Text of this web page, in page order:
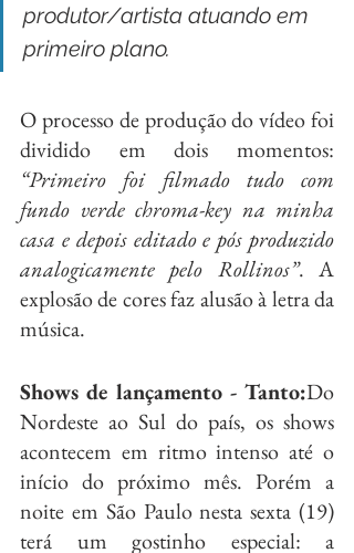
produtor/artista atuando em
primeiro plano.
O processo de produção do vídeo foi
“Primeiro foi filmado tudo com
fundo verde chroma-key na minha
casa e depois editado e pós produzido
analogicamente pelo Rollinos”. A
explosão de cores faz alusão à letra da
música.
Shows de lançamento - Tanto:Do
Nordeste ao Sul do país, os shows
acontecem em ritmo intenso até o
início do próximo mês. Porém a
noite em São Paulo nesta sexta (19)
terá um gostinho especial: a